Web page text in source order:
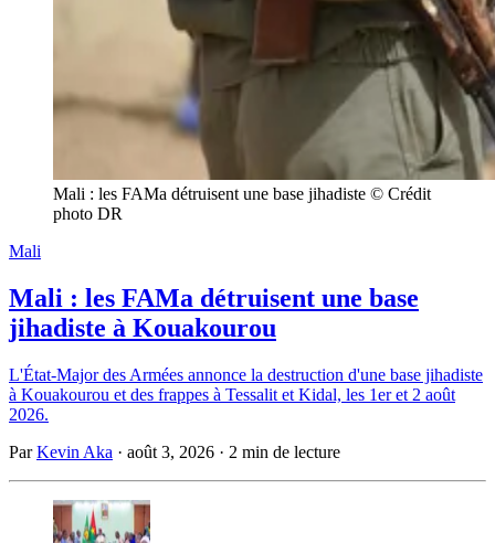
Mali : les FAMa détruisent une base jihadiste © Crédit
photo DR
Mali
Mali : les FAMa détruisent une base
jihadiste à Kouakourou
L'État-Major des Armées annonce la destruction d'une base jihadiste
à Kouakourou et des frappes à Tessalit et Kidal, les 1er et 2 août
2026.
ParKevin Aka · août 3, 2026 · 2 min de lecture